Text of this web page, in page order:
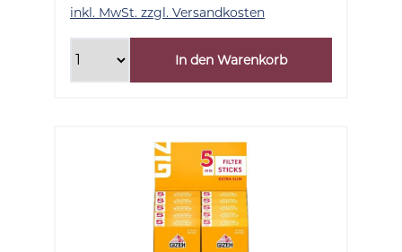
inkl. MwSt. zzgl. Versandkosten
In den Warenkorb